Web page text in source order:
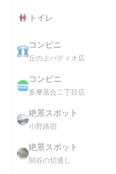
トイレ
コンビニ
丘の上パティオ店
コンビニ
多摩落合二丁目店
絶景スポット
小野路宿
絶景スポット
関谷の切通し